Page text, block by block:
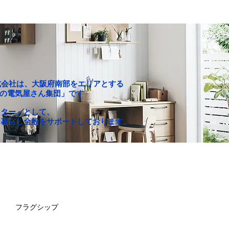
社は、大阪府南部をエリアとする
電気屋さん集団」です
ー」として、
らし全般をサポートしております。
フラグシップ